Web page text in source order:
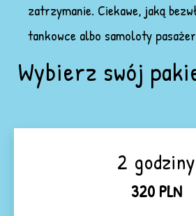
zatrzymanie. Ciekawe, jaką
tankowce albo samoloty
Wybierz swój
2 godziny
320 PLN